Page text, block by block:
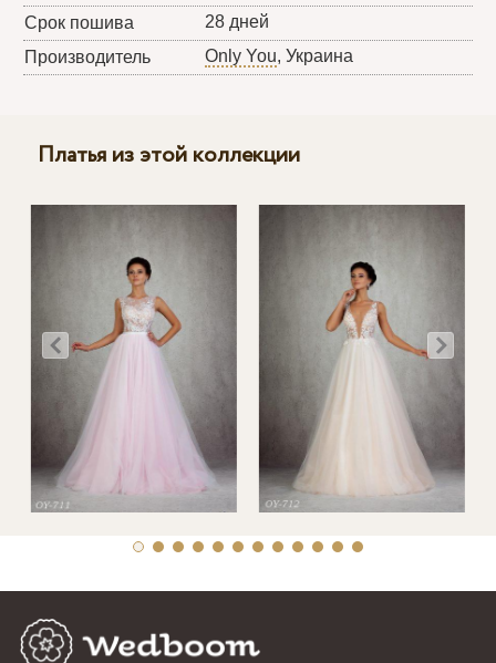
Срок пошива
28 дней
Производитель
Only You, Украина
Платья из этой коллекции